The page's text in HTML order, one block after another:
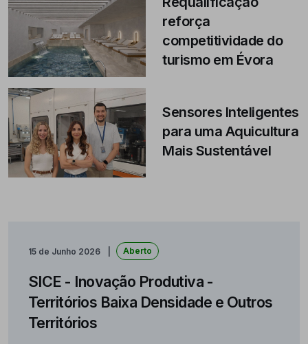
reforça
competitividade do
turismo em Évora
Sensores Inteligentes
para uma Aquicultura
Mais Sustentável
15 de Junho 2026 Aberto
SICE - Inovação Produtiva -
Territórios Baixa Densidade e Outros
Territórios